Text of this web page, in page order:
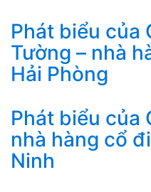
Phát biểu của
Tường – nhà
Hải Phòng
Phát biểu của
nhà hàng cổ
Ninh